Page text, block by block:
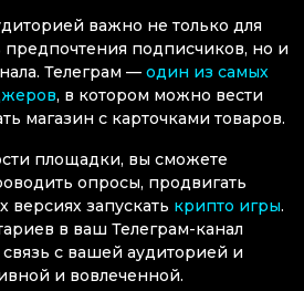
важно не только для
предпочтения подписчиков, но и
Телеграм — один из самых
, в котором можно вести
магазин с карточками товаров.
площадки, вы сможете
опросы, продвигать
версиях запускать крипто игры.
в ваш Телеграм-канал
связь с вашей аудиторией и
и вовлеченной.